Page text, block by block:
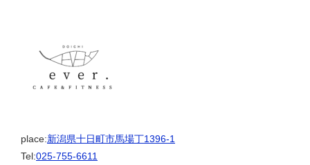
place:新潟県十日町市馬場丁1396-1
Tel:025-755-6611